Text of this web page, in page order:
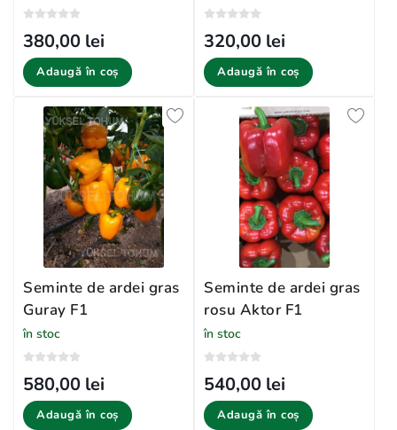
380,00 lei
Adaugă în coș
320,00 lei
Adaugă în coș
Seminte de ardei gras
Guray F1
în stoc
580,00 lei
Adaugă în coș
Seminte de ardei gras
rosu Aktor F1
în stoc
540,00 lei
Adaugă în coș